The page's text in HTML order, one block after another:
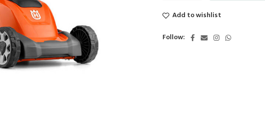
Add to wishlist
Follow: